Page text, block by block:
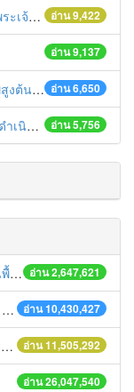
อ่าน 9,422
ครบ 70 ปี ฯ
อ่าน 9,137
อ่าน 6,650
2559
อ่าน 5,756
เบ็ดเสร็จ
อ่าน 2,647,621
กัด
อ่าน 10,430,427
อ่าน 11,505,292
อ่าน 26,047,540